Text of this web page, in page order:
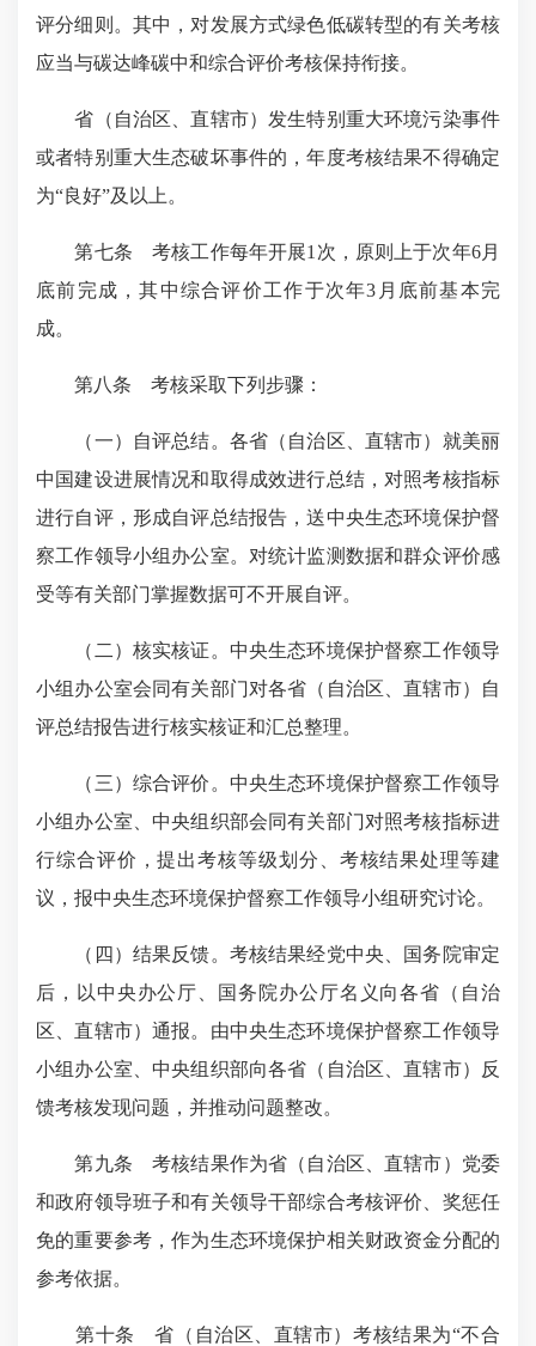
评分细则。其中，对发展方式绿色低碳转型的有关考核
应当与碳达峰碳中和综合评价考核保持衔接。
省（自治区、直辖市）发生特别重大环境污染事件
或者特别重大生态破坏事件的，年度考核结果不得确定
为“良好”及以上。
第七条 考核工作每年开展1次，原则上于次年6月
底前完成，其中综合评价工作于次年3月底前基本完
成。
第八条 考核采取下列步骤：
（一）自评总结。各省（自治区、直辖市）就美丽
中国建设进展情况和取得成效进行总结，对照考核指标
进行自评，形成自评总结报告，送中央生态环境保护督
察工作领导小组办公室。对统计监测数据和群众评价感
受等有关部门掌握数据可不开展自评。
（二）核实核证。中央生态环境保护督察工作领导
小组办公室会同有关部门对各省（自治区、直辖市）自
评总结报告进行核实核证和汇总整理。
（三）综合评价。中央生态环境保护督察工作领导
小组办公室、中央组织部会同有关部门对照考核指标进
行综合评价，提出考核等级划分、考核结果处理等建
议，报中央生态环境保护督察工作领导小组研究讨论。
（四）结果反馈。考核结果经党中央、国务院审定
后，以中央办公厅、国务院办公厅名义向各省（自治
区、直辖市）通报。由中央生态环境保护督察工作领导
小组办公室、中央组织部向各省（自治区、直辖市）反
馈考核发现问题，并推动问题整改。
第九条 考核结果作为省（自治区、直辖市）党委
和政府领导班子和有关领导干部综合考核评价、奖惩任
免的重要参考，作为生态环境保护相关财政资金分配的
参考依据。
第十条 省（自治区、直辖市）考核结果为“不合